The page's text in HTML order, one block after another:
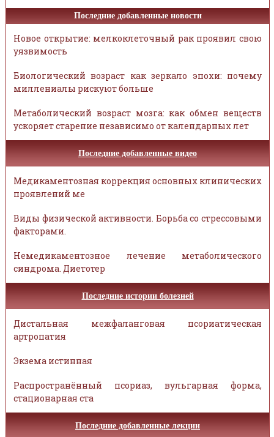
Последние добавленные новости
Новое открытие: мелкоклеточный рак проявил свою
уязвимость
Биологический возраст как зеркало эпохи: почему
миллениалы рискуют больше
Метаболический возраст мозга: как обмен веществ
ускоряет старение независимо от календарных лет
Последние добавленные видео
Медикаментозная коррекция основных клинических
проявлений ме
Виды физической активности. Борьба со стрессовыми
факторами.
Немедикаментозное лечение метаболического
синдрома. Диетотер
Последние истории болезней
Дистальная межфаланговая псориатическая
артропатия
Экзема истинная
Распространённый псориаз, вульгарная форма,
стационарная ста
Последние добавленные лекции